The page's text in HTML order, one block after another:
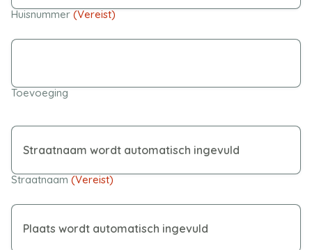
Huisnummer (Vereist)
Toevoeging
Straatnaam (Vereist)